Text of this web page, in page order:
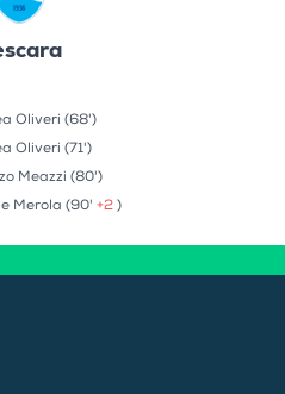
Oliveri (68')
Oliveri (71')
Meazzi (80')
Merola (90' +2 )